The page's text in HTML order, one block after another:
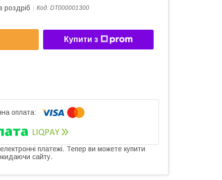
роздріб Код: DT000001300
Купити з
платежі. Тепер ви можете купити
сайту.